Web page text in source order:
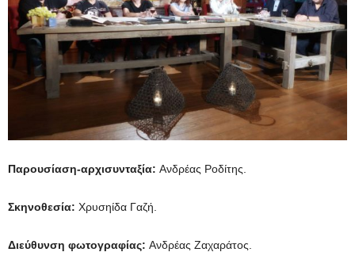
Παρουσίαση-αρχισυνταξία: Ανδρέας Ροδίτης.
Σκηνοθεσία: Χρυσηίδα Γαζή.
Διεύθυνση φωτογραφίας: Ανδρέας Ζαχαράτος.